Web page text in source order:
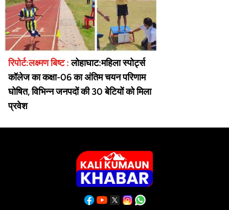
रिपोर्ट:लक्ष्मण बिष्ट :लोहाघाट:महिला स्पोर्ट्स
कॉलेज का कक्षा-06 का अंतिम चयन परिणाम
घोषित, विभिन्न जनपदों की 30 बेटियों को मिला
प्रवेश